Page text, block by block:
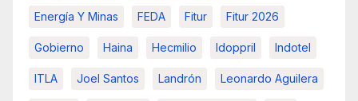
Energía Y Minas FEDA Fitur Fitur 2026
Gobierno Haina Hecmilio Idoppril Indotel
ITLA Joel Santos Landrón Leonardo Aguilera